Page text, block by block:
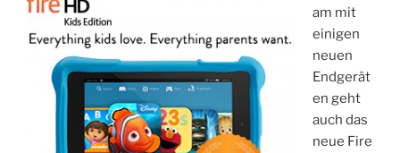
am mit
einigen
neuen
Endgerät
en geht
auch das
neue Fire